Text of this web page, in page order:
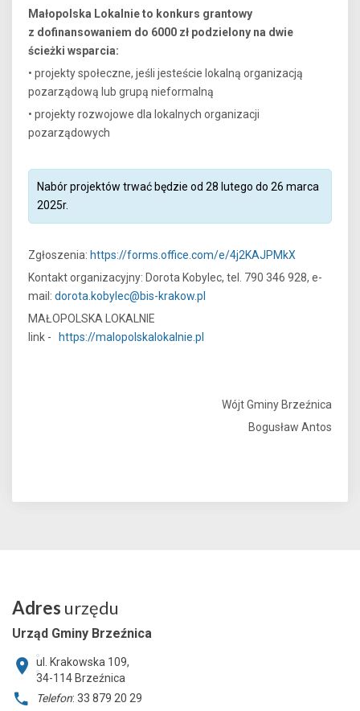
Małopolska Lokalnie to konkurs grantowy
z dofinansowaniem do 6000 zł podzielony na dwie
ścieżki wsparcia:
• projekty społeczne, jeśli jesteście lokalną organizacją
pozarządową lub grupą nieformalną
• projekty rozwojowe dla lokalnych organizacji
pozarządowych
Nabór projektów trwać będzie od 28 lutego do 26 marca
2025r.
Zgłoszenia: https://forms.office.com/e/4j2KAJPMkX
Kontakt organizacyjny: Dorota Kobylec, tel. 790 346 928, e-
mail: dorota.kobylec@bis-krakow.pl
MAŁOPOLSKA LOKALNIE
link -
https://malopolskalokalnie.pl
Wójt Gminy Brzeźnica
Bogusław Antos
Adres urzędu
Urząd Gminy Brzeźnica
ul. Krakowska 109,
34-114 Brzeźnica
Telefon: 33 879 20 29